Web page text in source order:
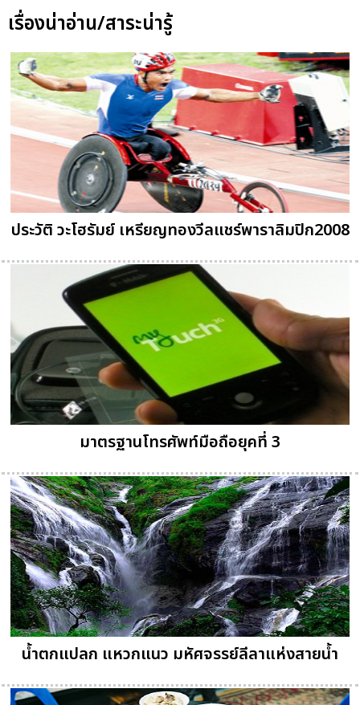
เรื่องน่าอ่าน/สาระน่ารู้
ประวัติ วะโฮรัมย์ เหรียญทองวีลแชร์พาราลิมปิก2008
มาตรฐานโทรศัพท์มือถือยุคที่ 3
น้ำตกแปลก แหวกแนว มหัศจรรย์ลีลาแห่งสายน้ำ